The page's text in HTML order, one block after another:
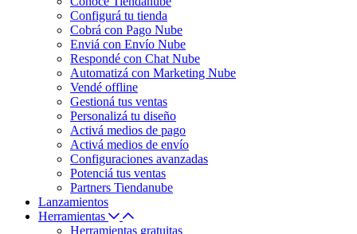
Configurá tu tienda
Cobrá con Pago Nube
Enviá con Envío Nube
Respondé con Chat Nube
Automatizá con Marketing Nube
Vendé offline
Gestioná tus ventas
Personalizá tu diseño
Activá medios de pago
Activá medios de envío
Configuraciones avanzadas
Potenciá tus ventas
Partners Tiendanube
Lanzamientos
Herramientas
Herramientas gratuitas